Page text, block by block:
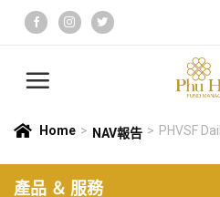
content
Home > NAV報告 > PHVSF
產品 ＆ 服務